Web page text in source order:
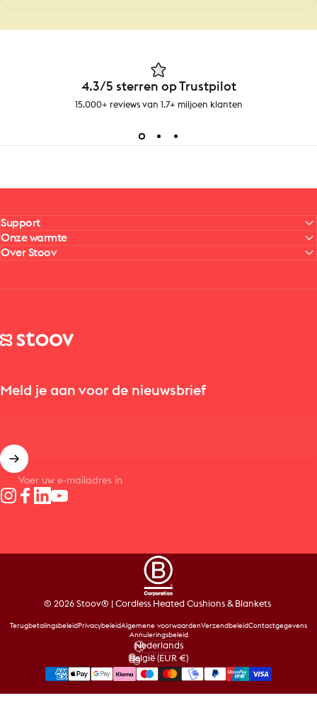
4.3/5 sterren op Trustpilot
15.000+ reviews van 1.7+ miljoen klanten
Support
Onze warmte
Over Stoov
Stoov® | Cordless Heated Cushions & Blankets
Meld je aan voor de nieuwsbrief
Voer uw e-mailadres in
© 2026 Stoov® | Cordless Heated Cushions & Blankets
Terugbetalingsbeleid PrivacybeleidAlgemene voorwaardenVerzendbeleidContactgegevens
Annuleringsbeleid
Taal
Nederlands
Land/regio
België (EUR €)